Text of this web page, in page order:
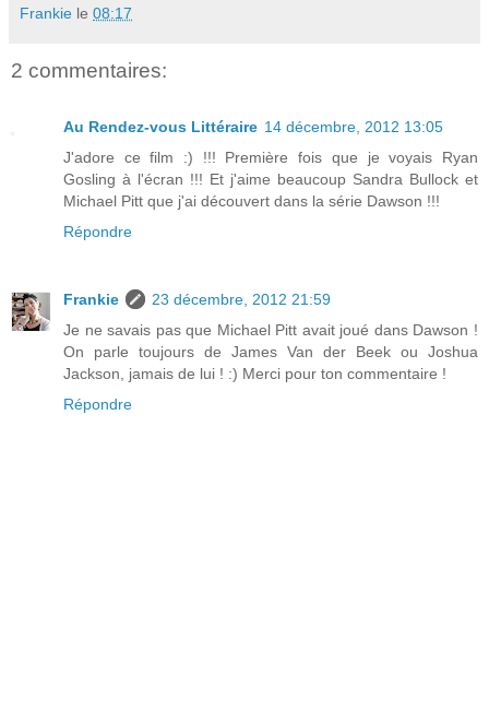
Frankie le 08:17
2 commentaires:
Au Rendez-vous Littéraire 14 décembre, 2012 13:05
J'adore ce film :) !!! Première fois que je voyais Ryan
Gosling à l'écran !!! Et j'aime beaucoup Sandra Bullock et
Michael Pitt que j'ai découvert dans la série Dawson !!!
Répondre
Frankie
23 décembre, 2012 21:59
Je ne savais pas que Michael Pitt avait joué dans Dawson !
On parle toujours de James Van der Beek ou Joshua
Jackson, jamais de lui ! :) Merci pour ton commentaire !
Répondre